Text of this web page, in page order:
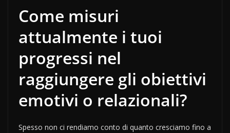
Come misuri
attualmente i tuoi
progressi nel
raggiungere gli obiettivi
emotivi o relazionali?
Spesso non ci rendiamo conto di quanto cresciamo fino a